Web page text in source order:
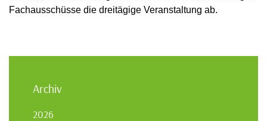
Fachausschüsse die dreitägige Veranstaltung ab.
Archiv
2026